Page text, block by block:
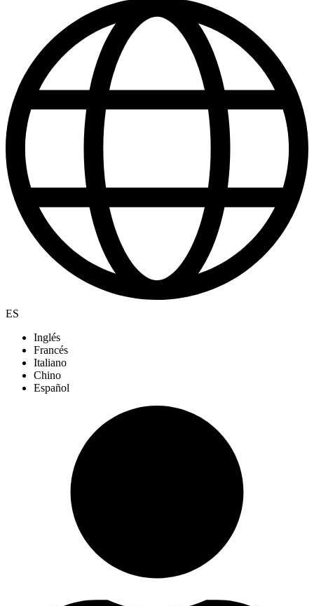
ES
Inglés
Francés
Italiano
Chino
Español